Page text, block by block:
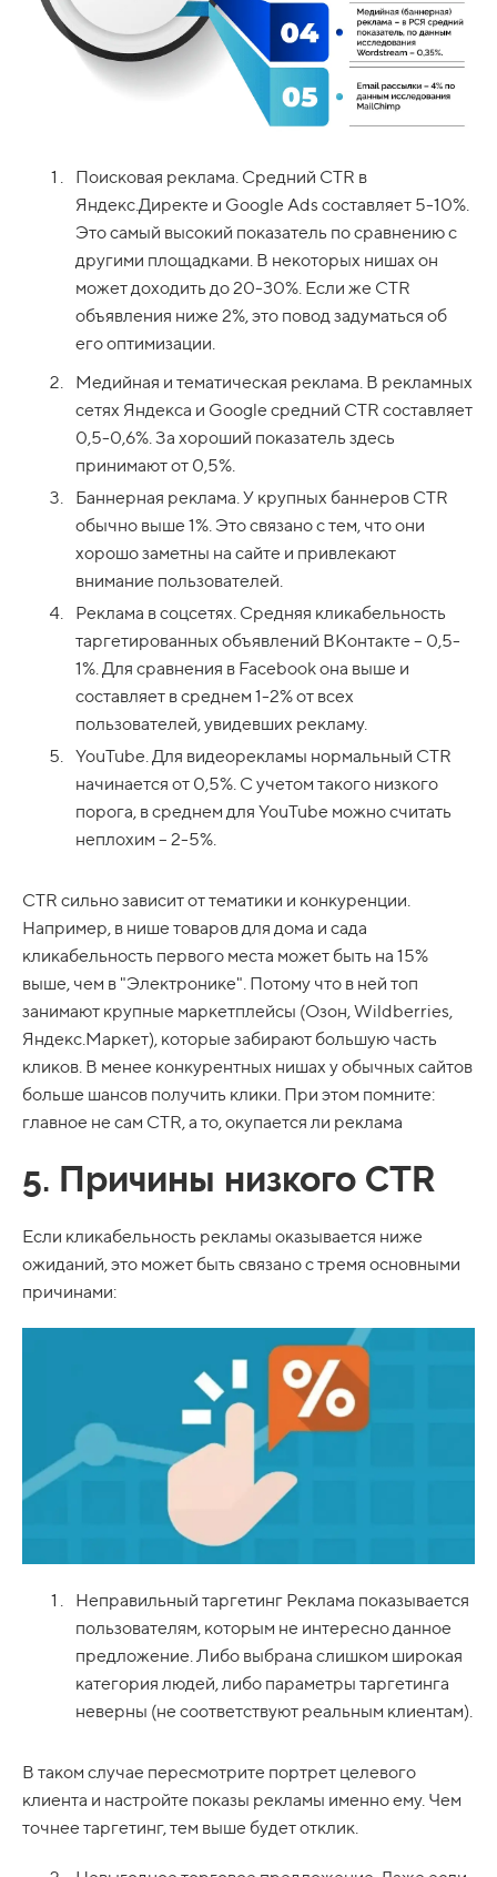
Поисковая реклама. Средний CTR в
Яндекс.Директе и Google Ads составляет 5-10%.
Это самый высокий показатель по сравнению с
другими площадками. В некоторых нишах он
может доходить до 20-30%. Если же CTR
объявления ниже 2%, это повод задуматься об
его оптимизации.
Медийная и тематическая реклама. В рекламных
сетях Яндекса и Google средний CTR составляет
0,5-0,6%. За хороший показатель здесь
принимают от 0,5%.
Баннерная реклама. У крупных баннеров CTR
обычно выше 1%. Это связано с тем, что они
хорошо заметны на сайте и привлекают
внимание пользователей.
Реклама в соцсетях. Средняя кликабельность
таргетированных объявлений ВКонтакте – 0,5-
1%. Для сравнения в Facebook она выше и
составляет в среднем 1-2% от всех
пользователей, увидевших рекламу.
YouTube. Для видеорекламы нормальный CTR
начинается от 0,5%. С учетом такого низкого
порога, в среднем для YouTube можно считать
неплохим – 2-5%.
CTR сильно зависит от тематики и конкуренции.
Например, в нише товаров для дома и сада
кликабельность первого места может быть на 15%
выше, чем в "Электронике". Потому что в ней топ
занимают крупные маркетплейсы (Озон, Wildberries,
Яндекс.Маркет), которые забирают большую часть
кликов. В менее конкурентных нишах у обычных сайтов
больше шансов получить клики. При этом помните:
главное не сам CTR, а то, окупается ли реклама
5. Причины низкого CTR
Если кликабельность рекламы оказывается ниже
ожиданий, это может быть связано с тремя основными
причинами:
Неправильный таргетинг Реклама показывается
пользователям, которым не интересно данное
предложение. Либо выбрана слишком широкая
категория людей, либо параметры таргетинга
неверны (не соответствуют реальным клиентам).
В таком случае пересмотрите портрет целевого
клиента и настройте показы рекламы именно ему. Чем
точнее таргетинг, тем выше будет отклик.